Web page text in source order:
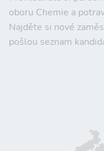
oboru Chemie a
Najděte si nové
pošlou seznam